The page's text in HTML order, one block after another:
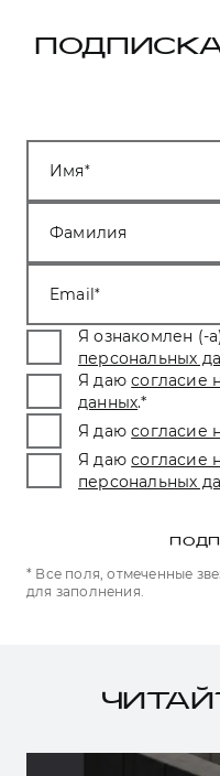
Имя
Фамилия
Email
Я ознакомлен (-
персональных
Я даю согласие
данных.*
Я даю согласие
Я даю согласие
персональных
* Все поля, отмеченные
для заполнения.